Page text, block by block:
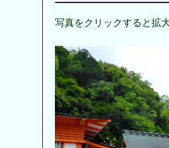
写真をクリックすると拡